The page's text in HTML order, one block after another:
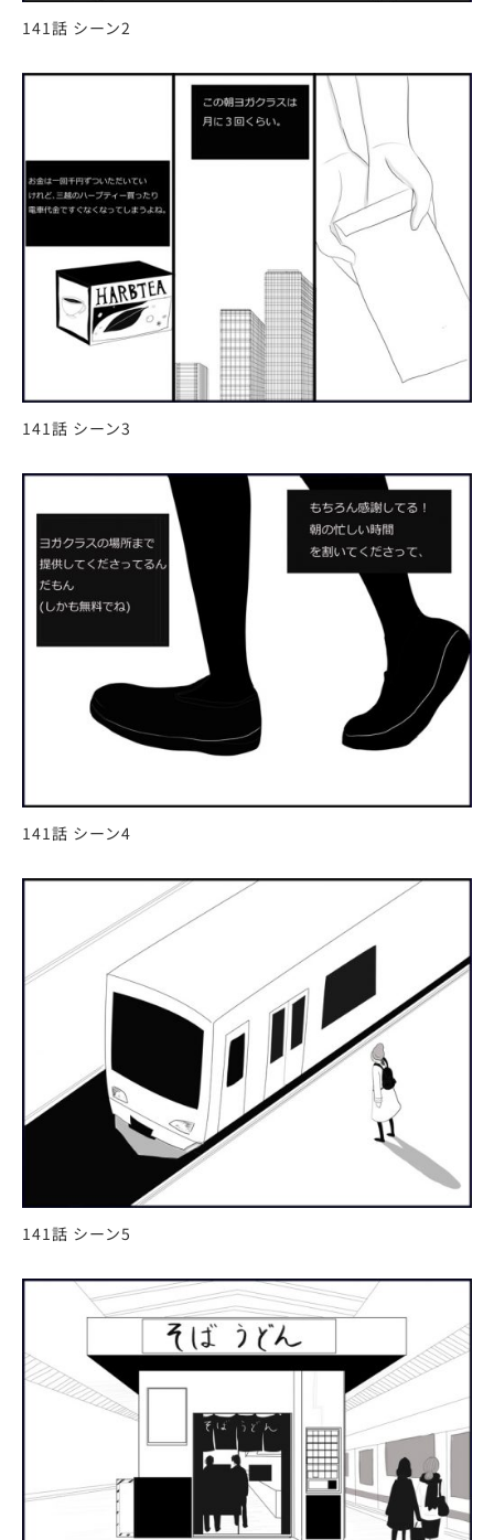
141話 シーン2
141話 シーン3
141話 シーン4
141話 シーン5